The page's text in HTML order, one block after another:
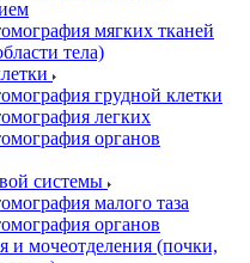
мягких тканей
тела)
грудной клетки
легких
органов
системы
малого таза
органов
и мочеотделения (почки,